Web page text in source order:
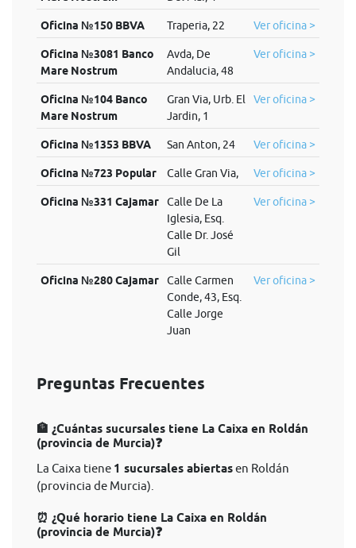
Oficina №150 BBVA Traperia, 22 Ver oficina >
Oficina №3081 Banco
Mare Nostrum
Avda, De
Andalucia, 48
Ver oficina >
Oficina №104 Banco
Mare Nostrum
Gran Via, Urb. El
Jardin, 1
Ver oficina >
Oficina №1353 BBVA San Anton, 24 Ver oficina >
Oficina №723 Popular Calle Gran Via, Ver oficina >
Oficina №331 Cajamar
Calle De La
Iglesia, Esq.
Calle Dr. José
Gil
Ver oficina >
Oficina №280 Cajamar
Calle Carmen
Conde, 43, Esq.
Calle Jorge
Juan
Ver oficina >
Preguntas Frecuentes
🏦 ¿Cuántas sucursales tiene La Caixa en Roldán
(provincia de Murcia)❓
La Caixa tiene 1 sucursales abiertasen Roldán
(provincia de Murcia).
⏰ ¿Qué horario tiene La Caixa en Roldán
(provincia de Murcia)❓